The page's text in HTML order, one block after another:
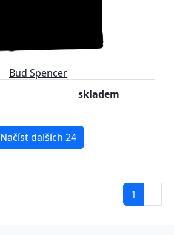
Bud Spencer
skladem
Načíst dalších 24
1